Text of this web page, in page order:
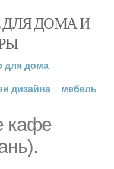
ДЛЯ ДОМА И
для дома
дизайна мебель
кафе